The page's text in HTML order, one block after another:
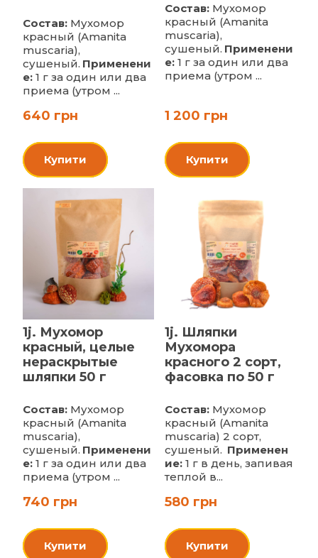
Состав: Мухомор
красный (Amanita
muscaria),
сушеный. Применени
е:1 г за один или два
приема (утром ...
640 грн
Купити
Состав:Мухомор
красный (Amanita
muscaria),
сушеный. Применени
е: 1 г за один или два
приема (утром ...
1 200 грн
Купити
1j. Мухомор
красный, целые
нераскрытые
шляпки 50 г
Состав: Мухомор
красный (Amanita
muscaria),
сушеный. Применени
е:1 г за один или два
приема (утром ...
740 грн
Купити
1j. Шляпки
Мухомора
красного 2 сорт,
фасовка по 50 г
Состав: Мухомор
красный (Amanita
muscaria) 2 сорт,
сушеный. Применен
ие:1 г в день, запивая
теплой в...
580 грн
Купити